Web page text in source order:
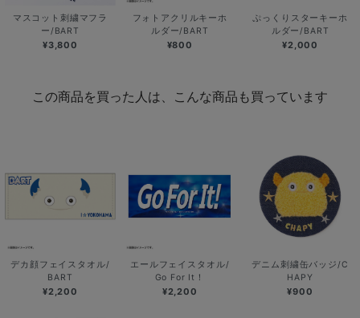
マスコット刺繍マフラ
ー/BART
¥3,800
フォトアクリルキーホ
ルダー/BART
¥800
ぷっくりスターキーホ
ルダー/BART
¥2,000
この商品を買った人は、こんな商品も買っています
デカ顔フェイスタオル/
BART
¥2,200
エールフェイスタオル/
Go For It！
¥2,200
デニム刺繍缶バッジ/C
HAPY
¥900